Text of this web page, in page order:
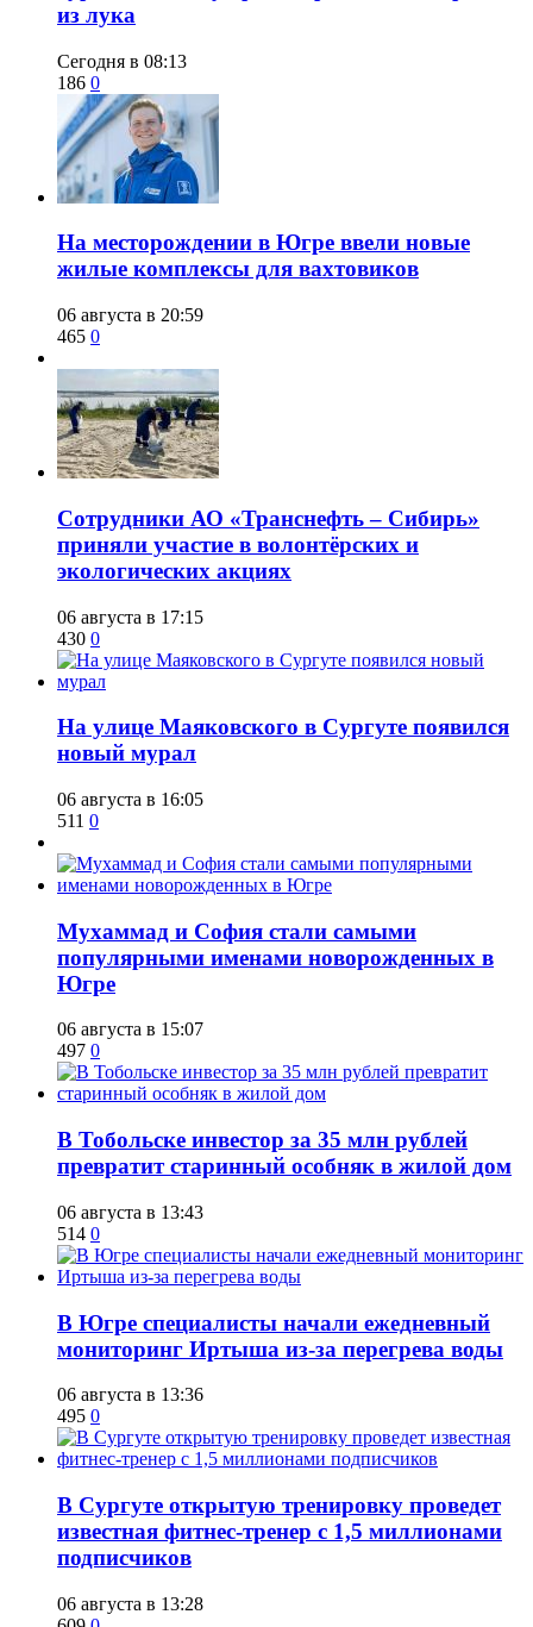
из лука
Сегодня в 08:13
186 0
​На месторождении в Югре ввели новые
жилые комплексы для вахтовиков
06 августа в 20:59
465 0
Сотрудники АО «Транснефть – Сибирь»
приняли участие в волонтёрских и
экологических акциях
06 августа в 17:15
430 0
​На улице Маяковского в Сургуте появился
новый мурал
06 августа в 16:05
511 0
​Мухаммад и София стали самыми
популярными именами новорожденных в
Югре
06 августа в 15:07
497 0
В Тобольске инвестор за 35 млн рублей
превратит старинный особняк в жилой дом
06 августа в 13:43
514 0
В Югре специалисты начали ежедневный
мониторинг Иртыша из-за перегрева воды
06 августа в 13:36
495 0
В Сургуте открытую тренировку проведет
известная фитнес-тренер с 1,5 миллионами
подписчиков
06 августа в 13:28